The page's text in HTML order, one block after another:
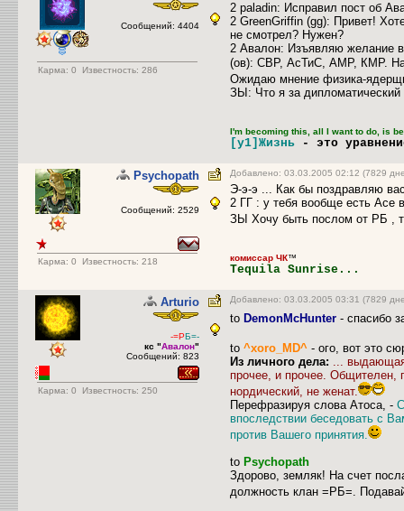
Сообщений: 4404
Карма: 0 Известность: 286
2 paladin: Исправил пост об
2 GreenGriffin (gg): Привет!
не смотрел? Нужен?
2 Авалон: Изъявляю желание
(ов): СВР, АсТиС, АМР, КМР. На
Ожидаю мнение физика-
ЗЫ: Что я за
I'm becoming this, all I want to do, is
[y1]Жизнь - это
Psychopath
Сообщений: 2529
Карма: 0 Известность: 218
Добавлено: 03.03.2005 02:12 (7829
Э-э-э ... Как бы поздравляю
2 ГГ : у тебя вообще есть Асе
ЗЫ Хочу быть послом от РБ ,
комиссар ЧК™
Tequila Sunrise...
Arturio
-=РБ=-
кс "Авалон"
Сообщений: 823
Карма: 0 Известность: 250
Добавлено: 03.03.2005 03:31 (7829
to DemonMcHunter - спасибо
to ^xoro_MD^ - ого, вот это
Из личного дела: ...
прочее, и прочее. Общителен,
нордический, не женат.
Перефразируя слова Атоса, -
впоследствии беседовать с
против Вашего принятия.
to Psychopath
Здорово, земляк! На счет
должность клан =РБ=.